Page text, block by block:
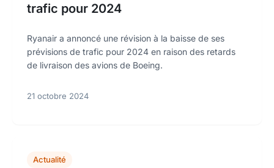
trafic pour 2024
Ryanair a annoncé une révision à la baisse de ses
prévisions de trafic pour 2024 en raison des retards
de livraison des avions de Boeing.
21 octobre 2024
Actualité